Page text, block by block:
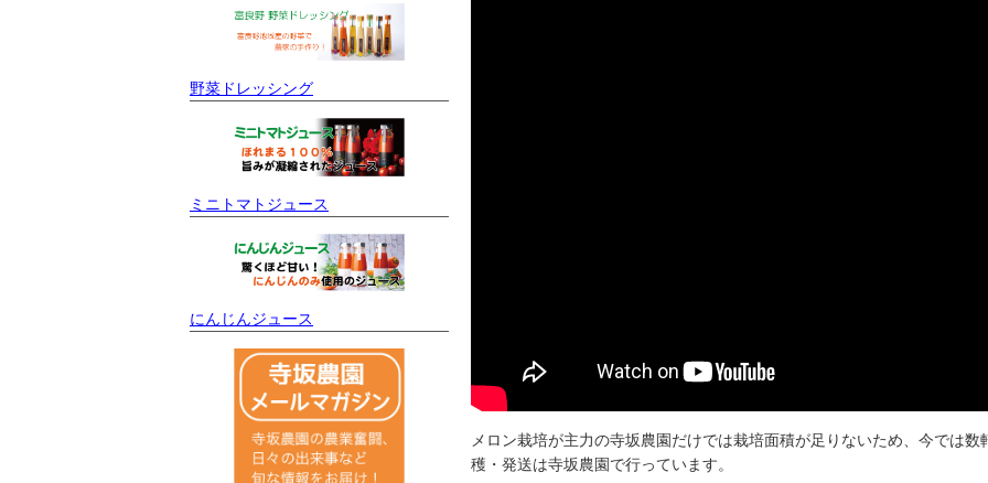
メロン栽培が主力の寺坂農園だけでは栽培面積が足りないため、今では
穫・発送は寺坂農園で行っています。
野菜ドレッシング
ミニトマトジュース
にんじんジュース